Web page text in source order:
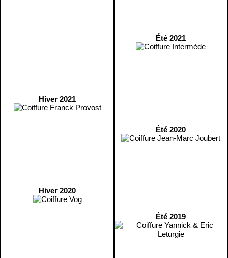
Hiver 2021
Hiver 2020
Été 2021
Été 2020
Été 2019